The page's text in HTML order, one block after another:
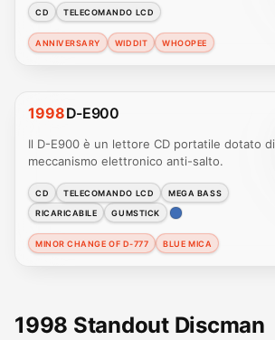
CD TELECOMANDO LCD
ANNIVERSARY WIDDIT WHOOPEE
1998D-E900
Il D-E900 è un lettore CD portatile dotato di
meccanismo elettronico anti-salto.
CD TELECOMANDO LCD
MEGA BASS
RICARICABILE
GUMSTICK
MINOR CHANGE OF D-777 BLUE MICA
1998 Standout Discman